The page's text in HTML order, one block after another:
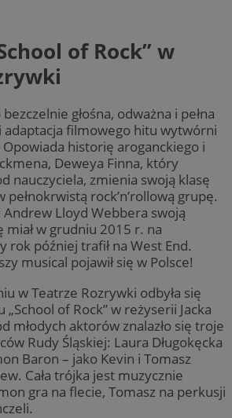
of Rock” w
głośna, odważna i pełna
filmowego hitu wytwórni
historię aroganckiego i
Deweya Finna, który
nauczyciela, zmienia swoją klasę
pełnokrwistą rock’n’rollową grupę.
Lloyd Webbera swoją
w grudniu 2015 r. na
rok później trafił na West End.
musical pojawił się w Polsce!
w Teatrze Rozrywki odbyła się
of Rock” w reżyserii Jacka
młodych aktorów znalazło się troje
Rudy Śląskiej: Laura Długokęcka
Baron – jako Kevin i Tomasz
Cała trójka jest muzycznie
gra na flecie, Tomasz na perkusji